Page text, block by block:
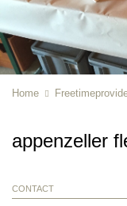
Home
appenzeller
CONTACT